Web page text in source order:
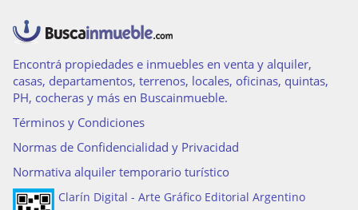
Encontrá propiedades e inmuebles en venta y alquiler,
casas, departamentos, terrenos, locales, oficinas, quintas,
PH, cocheras y más en Buscainmueble.
Términos y Condiciones
Normas de Confidencialidad y Privacidad
Normativa alquiler temporario turístico
Clarín Digital - Arte Gráfico Editorial Argentino